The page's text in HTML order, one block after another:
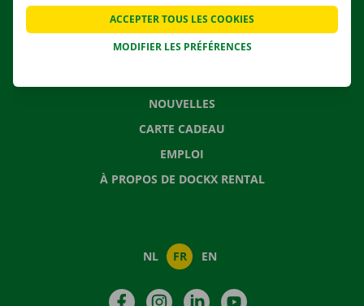
CONTACTEZ NOUS
NOUVELLES
CARTE CADEAU
EMPLOI
À PROPOS DE DOCKX RENTAL
NL FR EN
FacebookInstagramLinkedIn
MODIFIER LES PRÉFÉRENCES
ACCEPTER TOUS LES COOKIES